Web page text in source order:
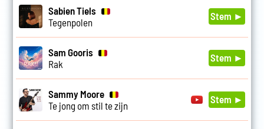
Sabien Tiels
Tegenpolen
Stem ►
Sam Gooris
Rak
Stem ►
Sammy Moore
Te jong om stil te zijn
Stem ►